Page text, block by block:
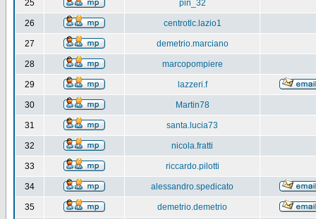
25 pin_32
26 centrotlc.lazio1
27 demetrio.marciano
28 marcopompiere
29 lazzeri.f
30 Martin78
31 santa.lucia73
32 nicola.fratti
33 riccardo.pilotti
34 alessandro.spedicato
35 demetrio.demetrio